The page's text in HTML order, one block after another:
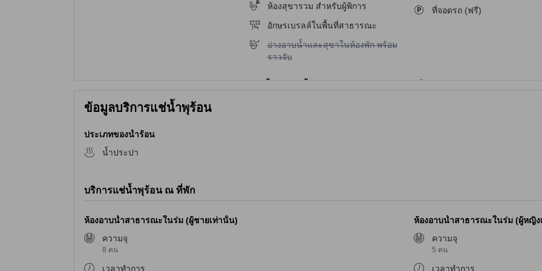
ห้องสุขารวม สำหรับผู้พิการ
อักษรเบรลล์ในพื้นที่สาธารณะ
ไม่มีบริการอ่างอาบน้ำและสุขาในห้องพัก พร้อมราวจับ
อ่างอาบน้ำและสุขาในห้องพัก พร้อม
ราวจับ
ที่จอดรถ (ฟรี)
ข้อมูลบริการแช่น้ำพุร้อน
ประเภทของน้ำร้อน
น้ำประปา
บริการแช่น้ำพุร้อน ณ ที่พัก
ห้องอาบน้ำสาธารณะในร่ม (ผู้ชายเท่านั้น)
ความจุ
8 คน
เวลาทำการ
ห้องอาบน้ำสาธารณะในร่ม (ผู้หญิง
ความจุ
5 คน
เวลาทำการ